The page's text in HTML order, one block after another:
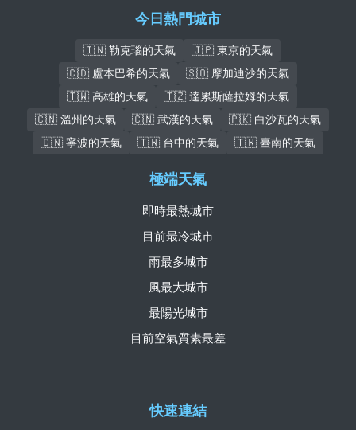
今日熱門城市
🇮🇳 勒克瑙的天氣
🇯🇵 東京的天氣
🇨🇩 盧本巴希的天氣
🇸🇴 摩加迪沙的天氣
🇹🇼 高雄的天氣
🇹🇿 達累斯薩拉姆的天氣
🇨🇳 溫州的天氣
🇨🇳 武漢的天氣
🇵🇰 白沙瓦的天氣
🇨🇳 寧波的天氣
🇹🇼 台中的天氣 🇹🇼 臺南的天氣
快速連結
極端天氣
即時最熱城市
目前最冷城市
雨最多城市
風最大城市
最陽光城市
目前空氣質素最差